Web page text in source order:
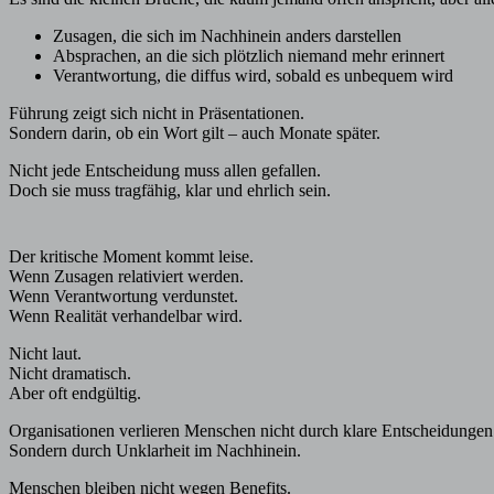
Zusagen, die sich im Nachhinein anders darstellen
Absprachen, an die sich plötzlich niemand mehr erinnert
Verantwortung, die diffus wird, sobald es unbequem wird
Führung zeigt sich nicht in Präsentationen.
Sondern darin, ob ein Wort gilt – auch Monate später.
Nicht jede Entscheidung muss allen gefallen.
Doch sie muss tragfähig, klar und ehrlich sein.
Der kritische Moment kommt leise.
Wenn Zusagen relativiert werden.
Wenn Verantwortung verdunstet.
Wenn Realität verhandelbar wird.
Nicht laut.
Nicht dramatisch.
Aber oft endgültig.
Organisationen verlieren Menschen nicht durch klare
Sondern durch Unklarheit im Nachhinein.
Menschen bleiben nicht wegen Benefits.